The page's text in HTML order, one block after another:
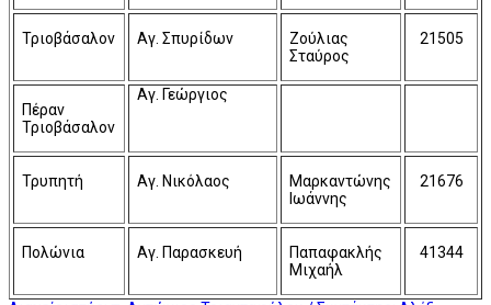
Τριοβάσαλον Αγ. Σπυρίδων
Ζούλιας
Σταύρος
21505
Πέραν
Τριοβάσαλον
Αγ. Γεώργιος
Τρυπητή Αγ. Νικόλαος
Μαρκαντώνης
Ιωάννης
21676
Πολώνια Αγ. Παρασκευή
Παπαφακλής
Μιχαήλ
41344